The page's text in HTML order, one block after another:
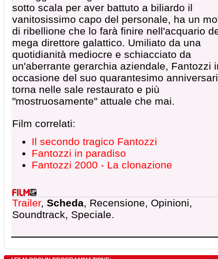
sotto scala per aver battuto a biliardo il
vanitosissimo capo del personale, ha un
di ribellione che lo farà finire nell'acquario
mega direttore galattico. Umiliato da una
quotidianità mediocre e schiacciato da
un'aberrante gerarchia aziendale, Fantozzi
occasione del suo quarantesimo
torna nelle sale restaurato e più
"mostruosamente" attuale che mai.
Film correlati:
Il secondo tragico Fantozzi
Fantozzi in paradiso
Fantozzi 2000 - La clonazione
Trailer, Scheda, Recensione, Opinioni,
Soundtrack, Speciale.